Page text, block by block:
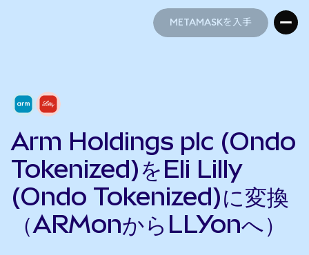
METAMASKを入手
Arm Holdings plc (Ondo
Tokenized)をEli Lilly
(Ondo Tokenized)に変換
（ARMonからLLYonへ）